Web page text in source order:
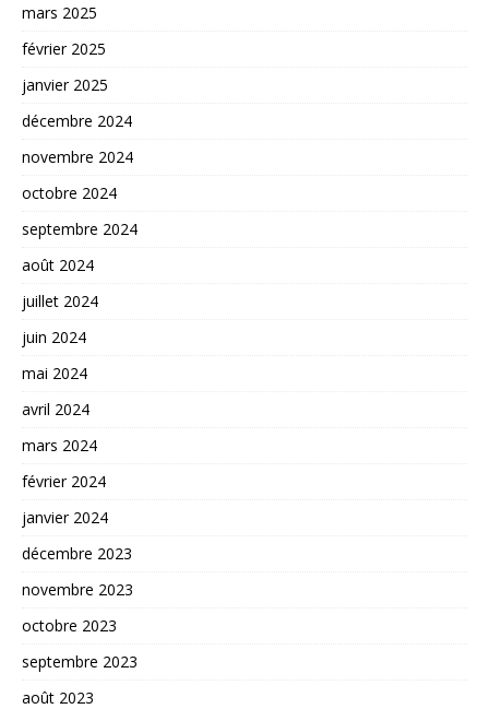
mars 2025
février 2025
janvier 2025
décembre 2024
novembre 2024
octobre 2024
septembre 2024
août 2024
juillet 2024
juin 2024
mai 2024
avril 2024
mars 2024
février 2024
janvier 2024
décembre 2023
novembre 2023
octobre 2023
septembre 2023
août 2023